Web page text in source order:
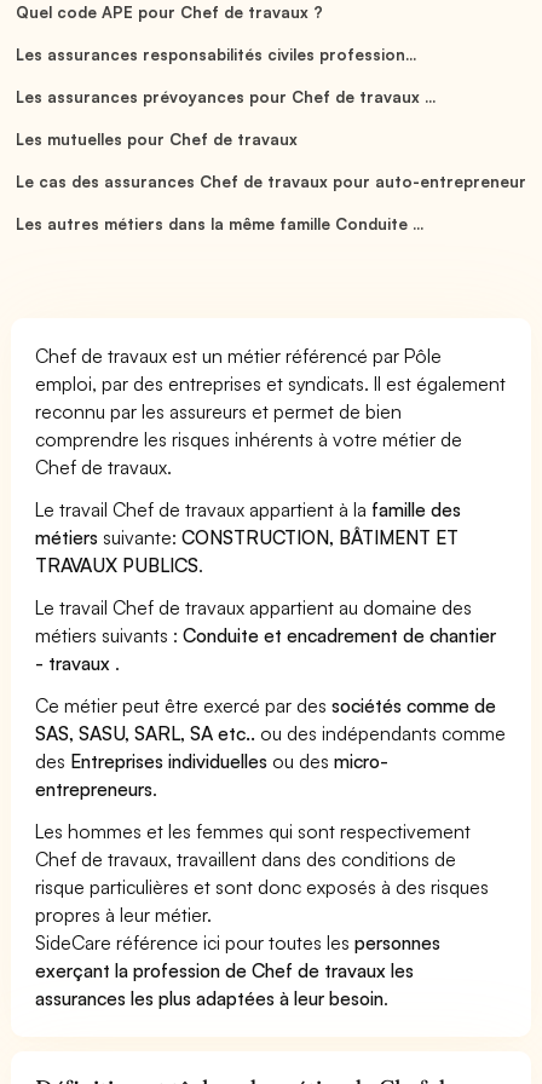
Quel code APE pour Chef de travaux ?
Les assurances responsabilités civiles profession...
Les assurances prévoyances pour Chef de travaux ...
Les mutuelles pour Chef de travaux
Le cas des assurances Chef de travaux pour auto-entrepreneur
Les autres métiers dans la même famille Conduite ...
Chef de travaux est un métier référencé par Pôle
emploi, par des entreprises et syndicats. Il est également
reconnu par les assureurs et permet de bien
comprendre les risques inhérents à votre métier de
Chef de travaux.
Le travail Chef de travaux appartient à la famille des
métiers suivante:CONSTRUCTION, BÂTIMENT ET
TRAVAUX PUBLICS.
Le travail Chef de travaux appartient au domaine des
métiers suivants :Conduite et encadrement de chantier
- travaux .
Ce métier peut être exercé par dessociétés comme de
SAS, SASU, SARL, SA etc.. ou des indépendants comme
des Entreprises individuelles ou desmicro-
entrepreneurs.
Les hommes et les femmes qui sont respectivement
Chef de travaux, travaillent dans des conditions de
risque particulières et sont donc exposés à des risques
propres à leur métier.
SideCare référence ici pour toutes lespersonnes
exerçant la profession de Chef de travaux les
assurances les plus adaptées à leur besoin.